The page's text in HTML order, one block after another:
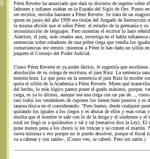
Pérez Reverte ha anunciado que dará su discurso de ingreso sobre
ladrones y rufianes usaban en la España del Siglo de Oro. Punto
ser escritor, envidia bastante a Pérez Reverte. Se trata de un
quien en junio del año 1999 era titular del Juzgado de Instrucción
la misma afición que el señor Pérez: el estudio de la germanía y
reconstrucción de lenguajes. Pero mientras el escritor lo hace
Alatriste, el juez, más creador aun, investiga en el habla
sentencias sobre robadores de una pobre ciega que vendía los
consecuencias me remito: mientras a Pérez le han dado un sillón
paquete el Consejo del Poder Judicial.
Como Pérez Reverte es ya poder fáctico, le sugeriría que
absolución de su colega de escritura, el juez Ruiz. La sentencia
nuestra hora. Lo que puso en la sentencia el juez Ruiz lo escribe
quita el sillón de la Academia a Pérez Reverte. Miren qué
del hecho, lo más lógico parece poner el grado máximo, porque,
ciega, es ya lo último, aunque sea una ciega con un par de...,
casi todos los vendedores de cupones los tienen bien puestos y
taracea léxica en el considerando: "Pero bueno, desde cualquier
quitando los iguales a los ciegos y es abusar de ellos y esas cosas
resulta que el hombre te sale con lo de la droga y el síndrome y el
total no llegó ni a quitárselos y tal y tal (tentativa dice la Ley). El
pone menos pena a los choris si les trincan y se comen el marrón.
cuota mínima y eso porque no le puedo absolver, porque el fiscal
va a cabrear y con razón». (Como ven, se cabreó. Pero sin razón.)